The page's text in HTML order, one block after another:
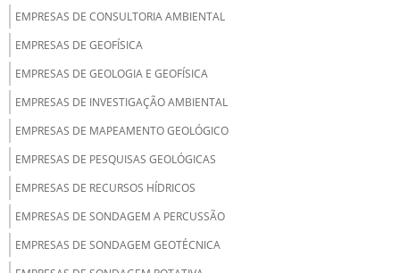
EMPRESAS DE CONSULTORIA AMBIENTAL
EMPRESAS DE GEOFÍSICA
EMPRESAS DE GEOLOGIA E GEOFÍSICA
EMPRESAS DE INVESTIGAÇÃO AMBIENTAL
EMPRESAS DE MAPEAMENTO GEOLÓGICO
EMPRESAS DE PESQUISAS GEOLÓGICAS
EMPRESAS DE RECURSOS HÍDRICOS
EMPRESAS DE SONDAGEM A PERCUSSÃO
EMPRESAS DE SONDAGEM GEOTÉCNICA